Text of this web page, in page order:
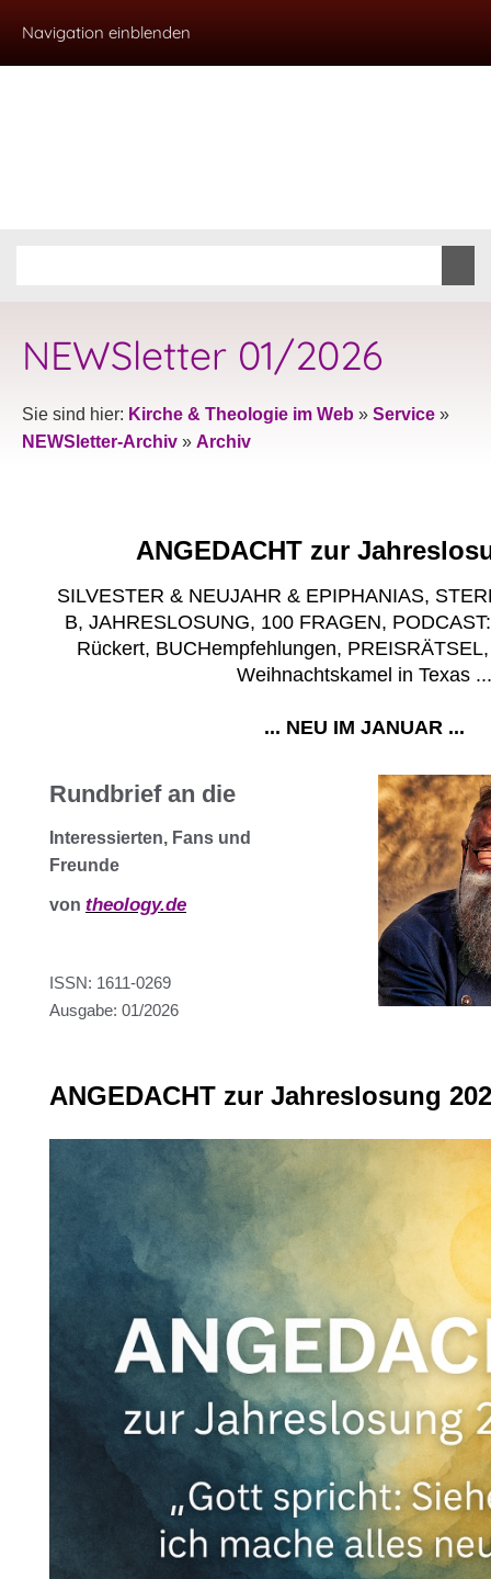
Navigation einblenden
NEWSletter 01/2026
Sie sind hier: Kirche & Theologie im Web » Service »
NEWSletter-Archiv » Archiv
ANGEDACHT zur
SILVESTER & NEUJAHR & EPIPHANIAS,
B, JAHRESLOSUNG, 100 FRAGEN,
Rückert, BUCHempfehlungen,
Weihnachtskamel in Texas ...
... NEU IM JANUAR ...
Rundbrief an die
Interessierten, Fans und
Freunde
von theology.de
ISSN: 1611-0269
Ausgabe: 01/2026
ANGEDACHT zur Jahreslosung